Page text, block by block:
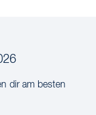
dir am besten